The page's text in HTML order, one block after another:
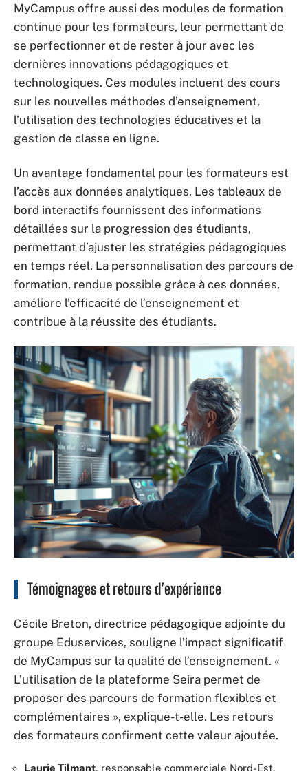
MyCampus offre aussi des modules de formation
continue pour les formateurs, leur permettant de
se perfectionner et de rester à jour avec les
dernières innovations pédagogiques et
technologiques. Ces modules incluent des cours
sur les nouvelles méthodes d’enseignement,
l’utilisation des technologies éducatives et la
gestion de classe en ligne.
Un avantage fondamental pour les formateurs est
l’accès aux données analytiques. Les tableaux de
bord interactifs fournissent des informations
détaillées sur la progression des étudiants,
permettant d’ajuster les stratégies pédagogiques
en temps réel. La personnalisation des parcours de
formation, rendue possible grâce à ces données,
améliore l’efficacité de l’enseignement et
contribue à la réussite des étudiants.
Témoignages et retours d’expérience
Cécile Breton, directrice pédagogique adjointe du
groupe Eduservices, souligne l’impact significatif
de MyCampus sur la qualité de l’enseignement. «
L’utilisation de la plateforme Seira permet de
proposer des parcours de formation flexibles et
complémentaires », explique-t-elle. Les retours
des formateurs confirment cette valeur ajoutée.
Laurie Tilmant, responsable commerciale Nord-Est,